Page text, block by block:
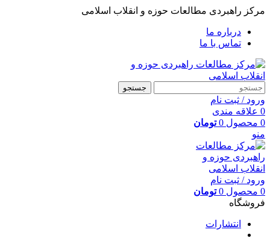
مرکز راهبردی مطالعات حوزه و انقلاب اسلامی
درباره ما
تماس با ما
جستجو
ورود / ثبت نام
0 علاقه مندی
0 محصول 0 تومان
منو
ورود / ثبت نام
0 محصول 0 تومان
فروشگاه
انتشارات